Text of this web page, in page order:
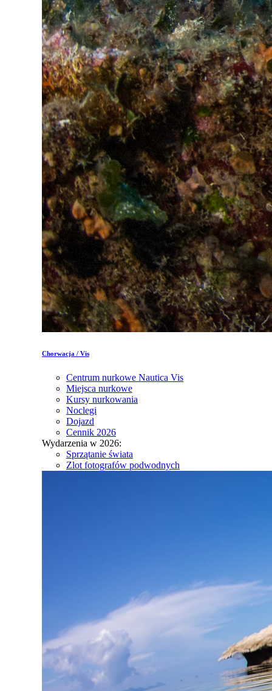
Chorwacja / Vis
Centrum nurkowe Nautica Vis
Miejsca nurkowe
Kursy nurkowania
Noclegi
Dojazd
Cennik 2026
Wydarzenia w 2026:
Sprzątanie świata
Zlot fotografów podwodnych